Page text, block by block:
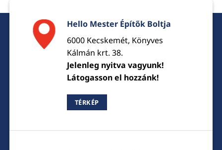
Hello Mester Építők Boltja
6000 Kecskemét, Könyves
Kálmán krt. 38.
Jelenleg nyitva vagyunk!
Látogasson el hozzánk!
TÉRKÉP